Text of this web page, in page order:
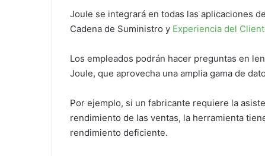
Joule se integrará en todas las aplicaciones
Cadena de Suministro y Experiencia del
Los empleados podrán hacer preguntas en
Joule, que aprovecha una amplia gama de
Por ejemplo, si un fabricante requiere la
rendimiento de las ventas, la herramienta
rendimiento deficiente.